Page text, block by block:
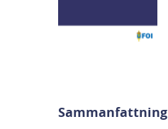
Sammanfattning